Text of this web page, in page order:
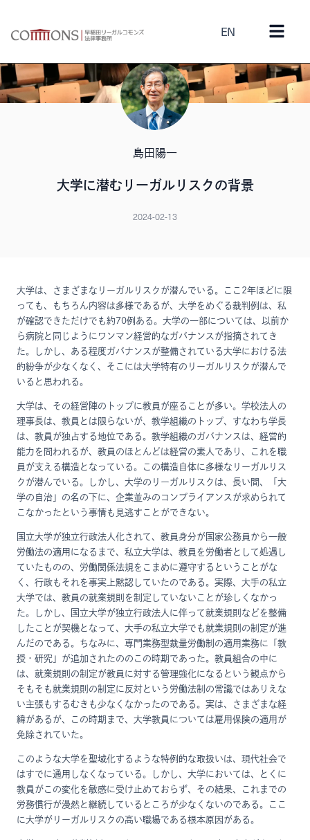
EN
島田陽一
大学に潜むリーガルリスクの背景
2024-02-13
大学は、さまざまなリーガルリスクが潜んでいる。ここ2年ほどに限
っても、もちろん内容は多様であるが、大学をめぐる裁判例は、私
が確認できただけでも約70例ある。大学の一部については、以前か
ら病院と同じようにワンマン経営的なガバナンスが指摘されてき
た。しかし、ある程度ガバナンスが整備されている大学における法
的紛争が少なくなく、そこには大学特有のリーガルリスクが潜んで
いると思われる。
大学は、その経営陣のトップに教員が座ることが多い。学校法人の
理事長は、教員とは限らないが、教学組織のトップ、すなわち学長
は、教員が独占する地位である。教学組織のガバナンスは、経営的
能力を問われるが、教員のほとんどは経営の素人であり、これを職
員が支える構造となっている。この構造自体に多様なリーガルリス
クが潜んでいる。しかし、大学のリーガルリスクは、長い間、「大
学の自治」の名の下に、企業並みのコンプライアンスが求められて
こなかったという事情も見逃すことができない。
国立大学が独立行政法人化されて、教員身分が国家公務員から一般
労働法の適用になるまで、私立大学は、教員を労働者として処遇し
ていたものの、労働関係法規をこまめに遵守するということがな
く、行政もそれを事実上黙認していたのである。実際、大手の私立
大学では、教員の就業規則を制定していないことが珍しくなかっ
た。しかし、国立大学が独立行政法人に伴って就業規則などを整備
したことが契機となって、大手の私立大学でも就業規則の制定が進
んだのである。ちなみに、専門業務型裁量労働制の適用業務に「教
授・研究」が追加されたののこの時期であった。教員組合の中に
は、就業規則の制定が教員に対する管理強化になるという観点から
そもそも就業規則の制定に反対という労働法制の常識ではありえな
い主張もするむきも少なくなかったのである。実は、さまざまな経
緯があるが、この時期まで、大学教員については雇用保険の適用が
免除されていた。
このような大学を聖域化するような特例的な取扱いは、現代社会で
はすでに通用しなくなっている。しかし、大学においては、とくに
教員がこの変化を敏感に受け止めておらず、その結果、これまでの
労務慣行が漫然と継続しているところが少なくないのである。ここ
に大学がリーガルリスクの高い職場である根本原因がある。